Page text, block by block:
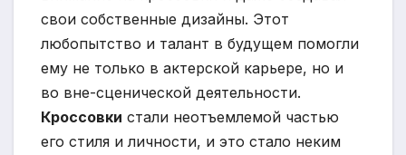
свои собственные дизайны. Этот
любопытство и талант в будущем помогли
ему не только в актерской карьере, но и
во вне-сценической деятельности.
Кроссовки стали неотъемлемой частью
его стиля и личности, и это стало неким